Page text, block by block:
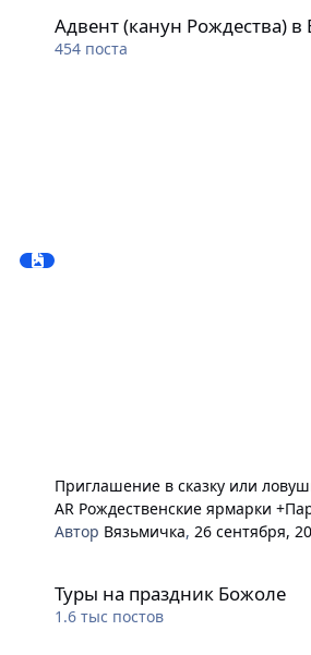
Адвент (канун Рождества) в
454 поста
Приглашение в сказку или
AR Рождественские ярмарки
Автор Вязьмичка, 26 сентября,
Туры на праздник Божоле
1.6 тыс постов